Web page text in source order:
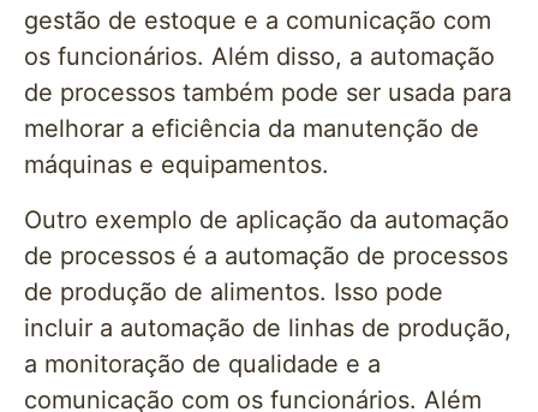
gestão de estoque e a comunicação com
os funcionários. Além disso, a automação
de processos também pode ser usada para
melhorar a eficiência da manutenção de
máquinas e equipamentos.
Outro exemplo de aplicação da automação
de processos é a automação de processos
de produção de alimentos. Isso pode
incluir a automação de linhas de produção,
a monitoração de qualidade e a
comunicação com os funcionários. Além